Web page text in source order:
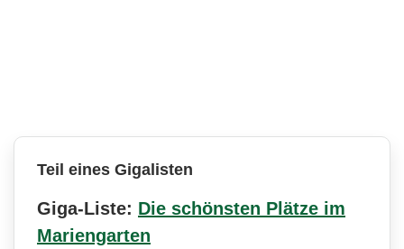
Teil eines Gigalisten
Giga-Liste: Die schönsten Plätze im
Mariengarten